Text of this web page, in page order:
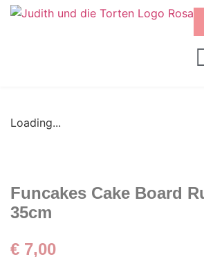
Loading...
Funcakes Cake Board
35cm
€ 7,00